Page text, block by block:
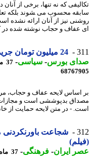
که نه تنها، برخی از آنان در
محسوب می ‍شوند بلکه تعاریف
و حجاب نوشته شده در
24 میلیون تومان جریمه برای دیده شدن ساق پای مردان
بورس -سیاسی-37 ماه پیش - یکشنبه 8 مرداد 1402، 11:18
لایحه عفاف و حجاب، مردانی
- در متن لایحه حمایت از
شجاعت باورنکردنی
ایران- فرهنگی-37 ماه پیش - یکشنبه 8 مرداد 1402، 03:30